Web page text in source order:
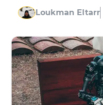
Loukman Eltarr